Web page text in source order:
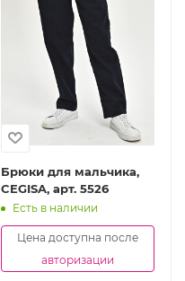
Брюки для мальчика,
CEGISA, арт. 5526
Есть в наличии
Цена доступна после
авторизации